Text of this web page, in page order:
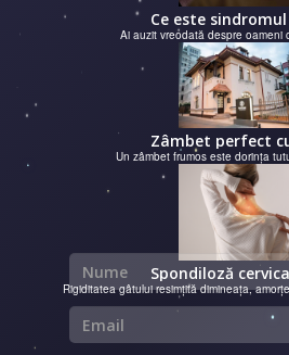
Ai auzit vreodată despre oameni
Un zâmbet frumos este dorința
Rigiditatea gâtului resimțită dimineața,
Nume
Email